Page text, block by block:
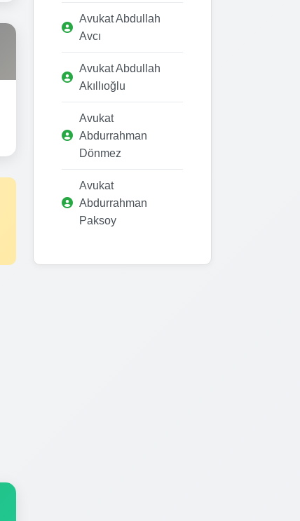
Avukat Abdullah
Avcı
Avukat Abdullah
Akıllıoğlu
Avukat
Abdurrahman
Dönmez
Avukat
Abdurrahman
Paksoy